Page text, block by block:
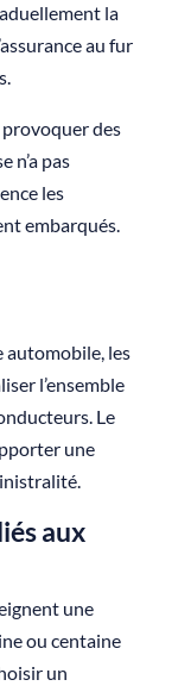
la
au fur
des
n’a pas
les
embarqués.
automobile, les
l’ensemble
Le
une
aux
une
ou centaine
un